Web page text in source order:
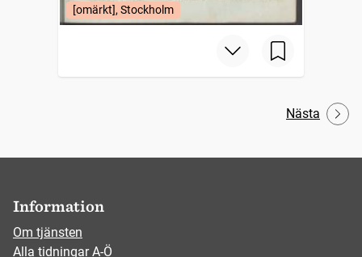
[omärkt], Stockholm
Nästa
Information
Om tjänsten
Alla tidningar A-Ö